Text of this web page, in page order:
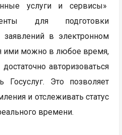
услуги и сервисы»
для подготовки
в электронном
ими можно в любое время,
авторизоваться
Госуслуг. Это позволяет
и отслеживать статус
времени.